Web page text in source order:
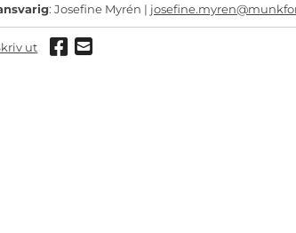
: Josefine Myrén |
ut Dela via Facebook
Dela via mail